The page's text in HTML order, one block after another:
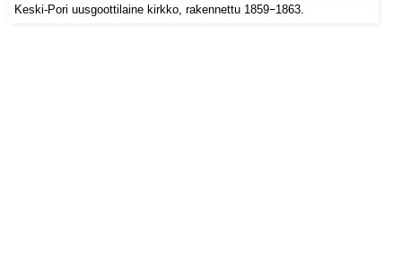
Keski-Pori uusgoottilaine kirkko, rakennettu 1859–1863.